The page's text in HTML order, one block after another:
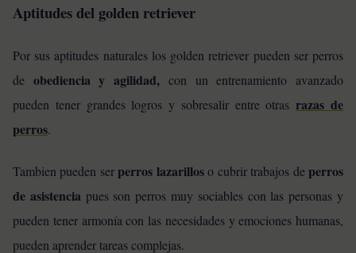
Aptitudes del golden retriever
Por sus aptitudes naturales los golden retriever pueden ser perros
de obediencia y agilidad,con un entrenamiento avanzado
pueden tener grandes logros y sobresalir entre otras razas de
perros.
Tambien pueden ser perros lazarilloso cubrir trabajos de perros
de asistencia pues son perros muy sociables con las personas y
pueden tener armonía con las necesidades y emociones humanas,
pueden aprender tareas complejas.